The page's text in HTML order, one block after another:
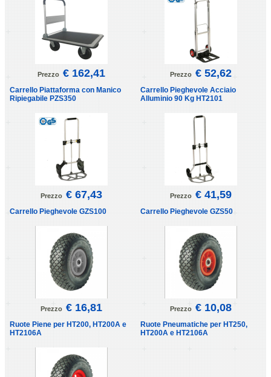
Prezzo € 162,41
Carrello Piattaforma con Manico
Ripiegabile PZS350
Prezzo € 52,62
Carrello Pieghevole Acciaio
Alluminio 90 Kg HT2101
Prezzo € 67,43
Carrello Pieghevole GZS100
Prezzo € 41,59
Carrello Pieghevole GZS50
Prezzo € 16,81
Ruote Piene per HT200, HT200A e
HT2106A
Prezzo € 10,08
Ruote Pneumatiche per HT250,
HT200A e HT2106A